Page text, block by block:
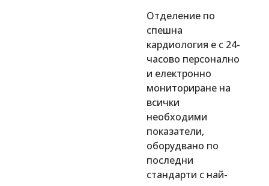
Отделение по
спешна
кардиология е с 24-
часово персонално
и електронно
мониториране на
всички
необходими
показатели,
оборудвано по
последни
стандарти с най-